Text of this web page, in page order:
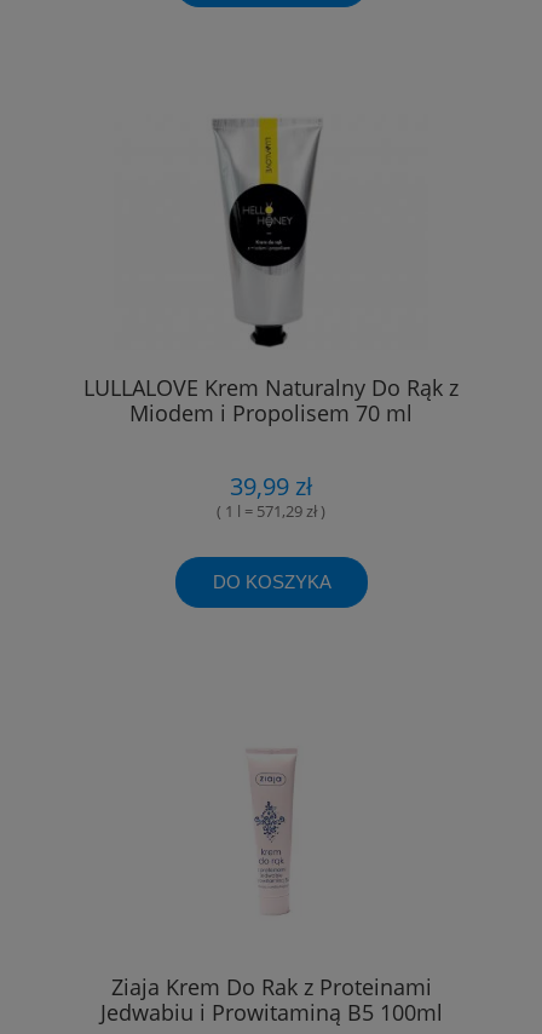
LULLALOVE Krem Naturalny Do Rąk z
Miodem i Propolisem 70 ml
39,99 zł
( 1 l = 571,29 zł )
DO KOSZYKA
Ziaja Krem Do Rak z Proteinami
Jedwabiu i Prowitaminą B5 100ml